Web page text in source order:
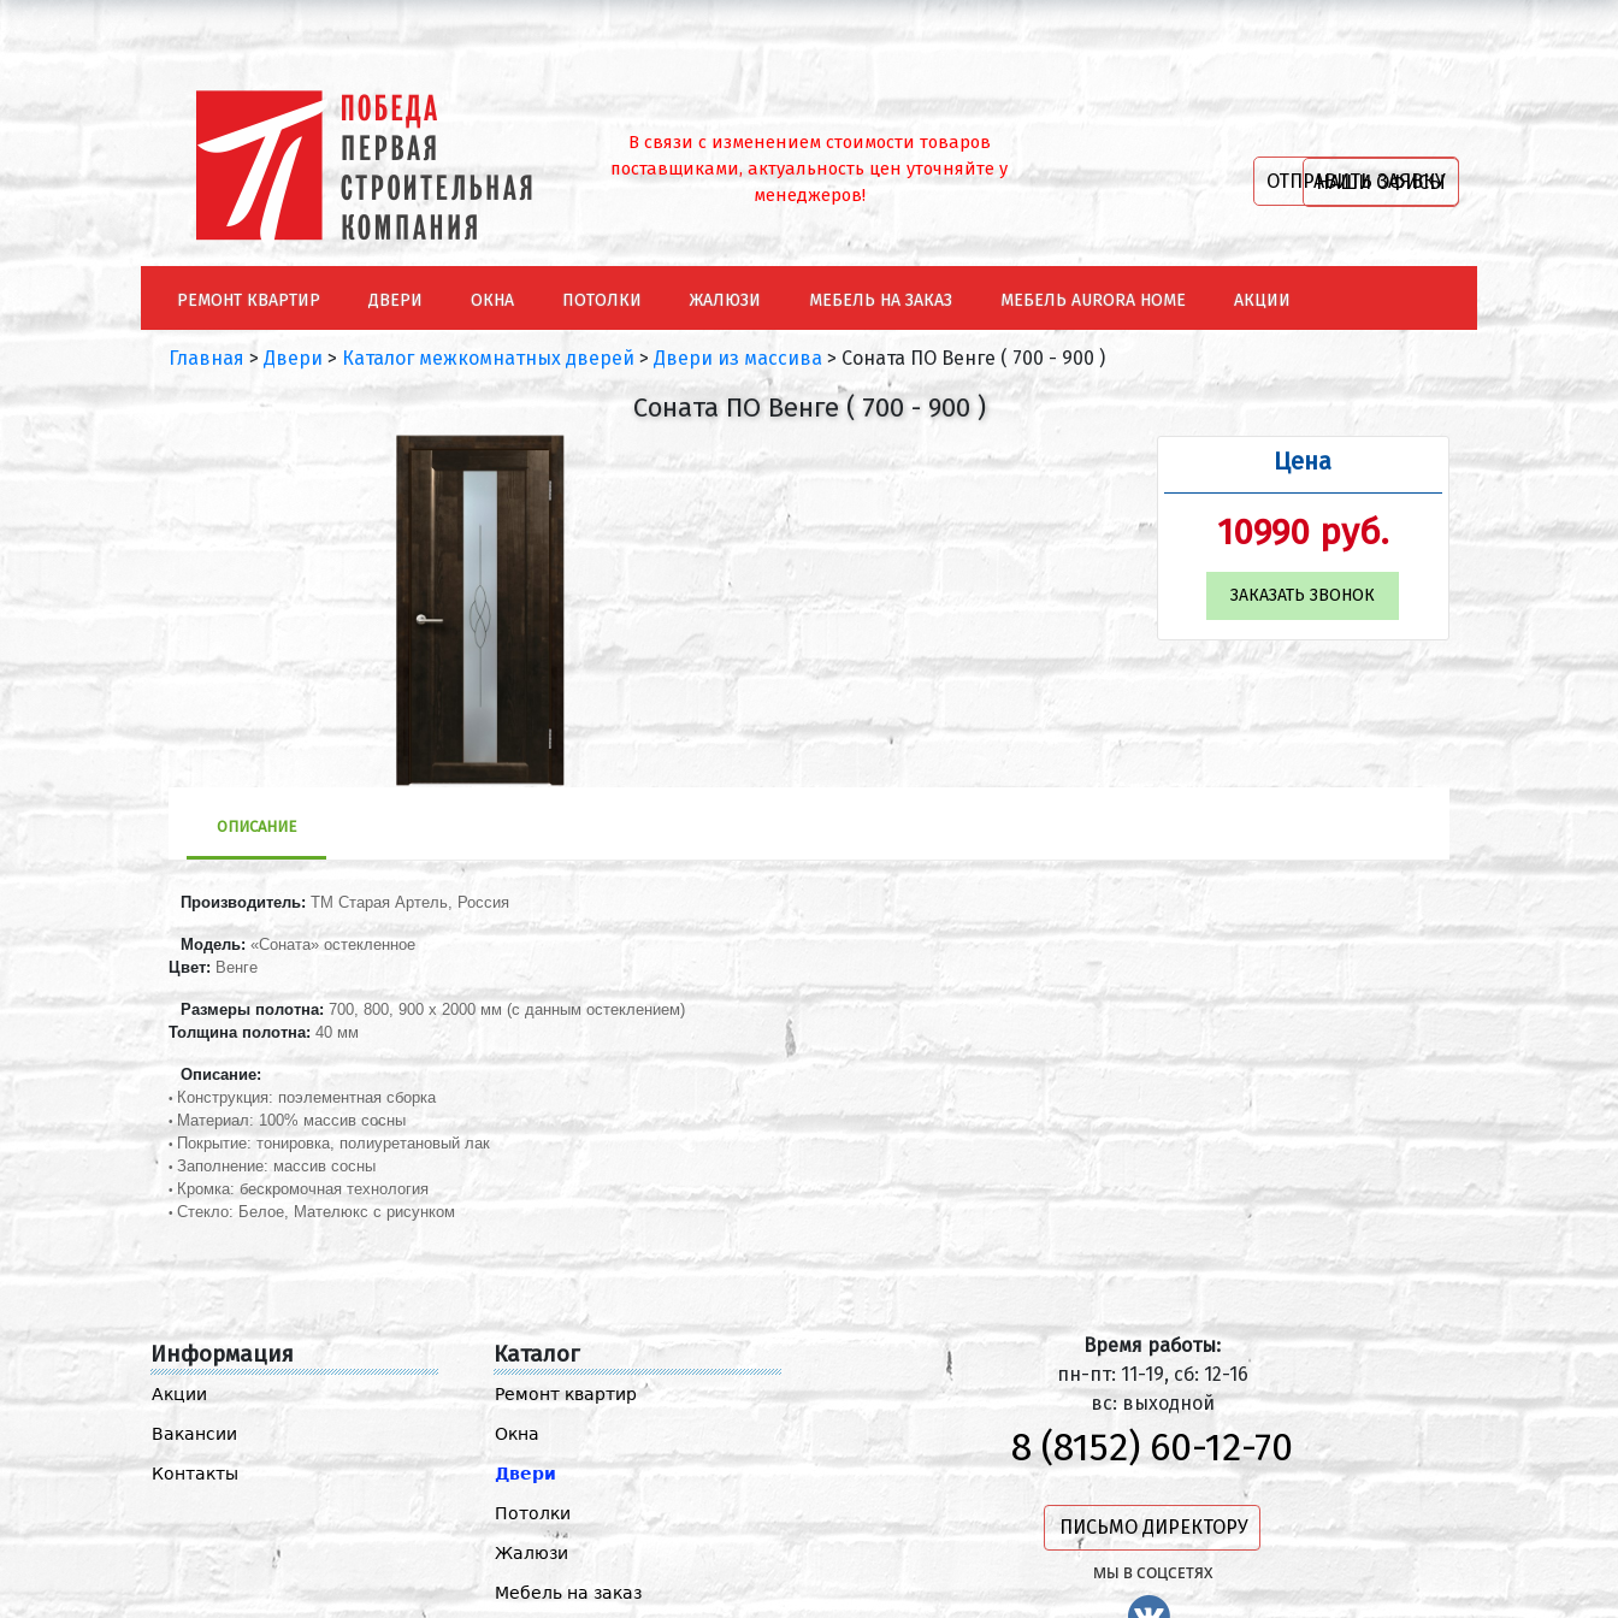
В связи с изменением стоимости товаров
поставщиками, актуальность цен уточняйте у
менеджеров!
ОТПРАВИТЬ ЗАЯВКУ
НАШИ ОФИСЫ
РЕМОНТ КВАРТИР ДВЕРИ ОКНА ПОТОЛКИ ЖАЛЮЗИ МЕБЕЛЬ НА ЗАКАЗ МЕБЕЛЬ AURORA HOME АКЦИИ
Главная > Двери > Каталог межкомнатных дверей > Двери из массива > Соната ПО Венге ( 700 - 900 )
Соната ПО Венге ( 700 - 900 )
Цена
10990 руб.
ЗАКАЗАТЬ ЗВОНОК
ОПИСАНИЕ
Производитель: ТМ Старая Артель, Россия
Модель: «Соната» остекленное
Цвет: Венге
Размеры полотна: 700, 800, 900 х 2000 мм (с данным остеклением)
Толщина полотна: 40 мм
Описание:
• Конструкция: поэлементная сборка
• Материал: 100% массив сосны
• Покрытие: тонировка, полиуретановый лак
• Заполнение: массив сосны
• Кромка: бескромочная технология
• Стекло: Белое, Мателюкс с рисунком
Информация
Акции
Вакансии
Контакты
Каталог
Ремонт квартир
Окна
Двери
Потолки
Жалюзи
Мебель на заказ
Время работы:
пн-пт: 11-19, сб: 12-16
вс: выходной
8 (8152) 60-12-70
ПИСЬМО ДИРЕКТОРУ
МЫ В СОЦСЕТЯХ